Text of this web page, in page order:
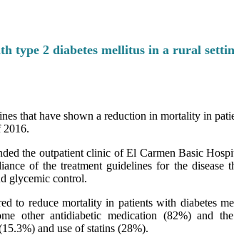
type 2 diabetes mellitus in a rural
that have shown a reduction in mortality in
2016.
the outpatient clinic of El Carmen Basic
of the treatment guidelines for the
glycemic control.
to reduce mortality in patients with diabetes
antidiabetic medication (82%) and
and use of statins (28%).